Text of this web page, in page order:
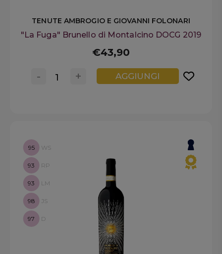
TENUTE AMBROGIO E GIOVANNI FOLONARI
"La Fuga" Brunello di Montalcino DOCG 2019
€43,90
+
- AGGIUNGI
95 WS
93 RP
93 LM
98 JS
97 D